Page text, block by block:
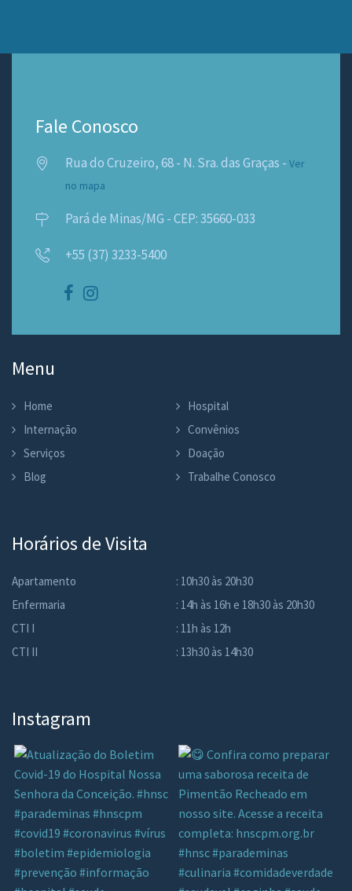
Fale Conosco
Rua do Cruzeiro, 68 - N. Sra. das Graças - Ver
no mapa
Pará de Minas/MG - CEP: 35660-033
+55 (37) 3233-5400
Menu
Home
Hospital
Internação
Convênios
Serviços
Doação
Blog
Trabalhe Conosco
Horários de Visita
Apartamento
: 10h30 às 20h30
Enfermaria
: 14h às 16h e 18h30 às 20h30
CTI I
: 11h às 12h
CTI II
: 13h30 às 14h30
Instagram